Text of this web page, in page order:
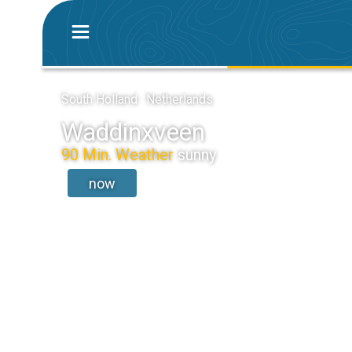
South Holland · Netherlands
Waddinxveen
90 Min. Weather sunny
now